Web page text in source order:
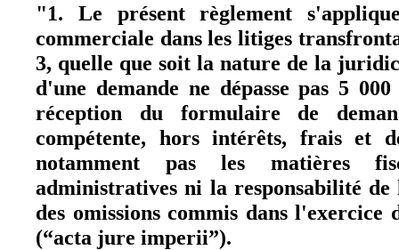
"1. Le présent règlement
commerciale dans les litiges
3, quelle que soit la nature de la
d'une demande ne dépasse pas 5
réception du formulaire de
compétente, hors intérêts, frais et
notamment pas les matières
administratives ni la responsabilité
des omissions commis dans l'exercice
(“acta jure imperii”).